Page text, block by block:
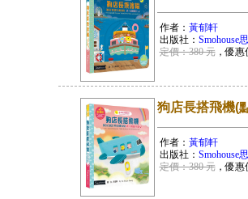
作者： 黃郁軒
出版社： Smohouse
定價：380 元，優惠
狗店長搭飛機(
作者： 黃郁軒
出版社： Smohouse
定價：380 元，優惠